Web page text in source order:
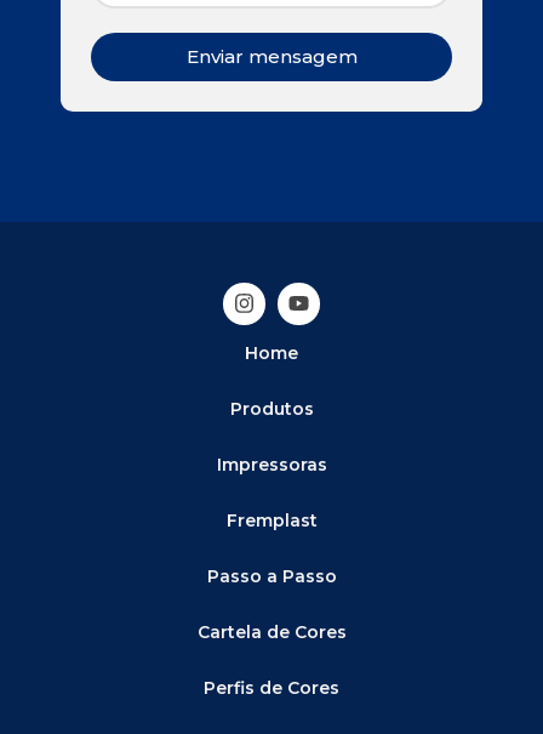
Enviar mensagem
Home
Produtos
Impressoras
Fremplast
Passo a Passo
Cartela de Cores
Perfis de Cores